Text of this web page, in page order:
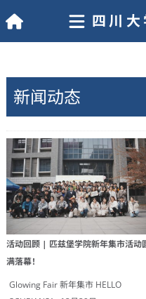
四川
新闻动态
活动回顾 | 匹兹堡学院新年集市活动
满落幕！
Glowing Fair 新年集市 HELLO